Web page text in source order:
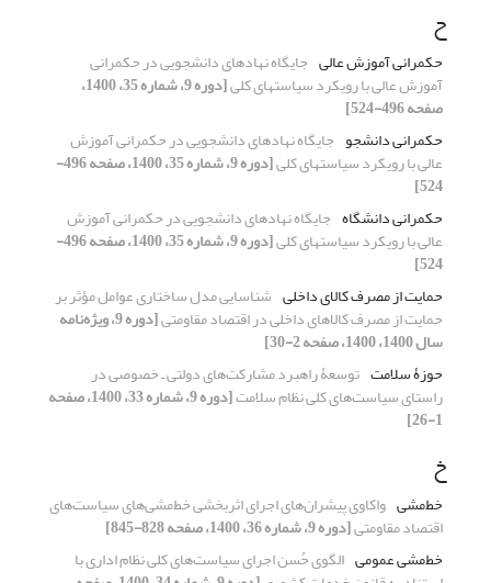
ح
حکمرانی آموزش ‌عالی جایگاه نهادهای دانشجویی در حکمرانی
آموزش عالی با رویکرد سیاستهای کلی [دوره 9، شماره 35، 1400،
صفحه 496-524]
حکمرانی دانشجو جایگاه نهادهای دانشجویی در حکمرانی آموزش
عالی با رویکرد سیاستهای کلی [دوره 9، شماره 35، 1400، صفحه 496-
524]
حکمرانی دانشگاه جایگاه نهادهای دانشجویی در حکمرانی آموزش
عالی با رویکرد سیاستهای کلی [دوره 9، شماره 35، 1400، صفحه 496-
524]
حمایت از مصرف کالای داخلی شناسایی مدل ساختاری عوامل مؤثر بر
حمایت از مصرف کالاهای داخلی در اقتصاد مقاومتی [دوره 9، ویژه‌نامه
سال 1400، 1400، صفحه 2-30]
حوزۀ سلامت توسعۀ راهبرد مشارکت‌های دولتی ـ خصوصی در
راستای سیاست‌های کلی نظام سلامت [دوره 9، شماره 33، 1400، صفحه
1-26]
خ
خط‌مشی واکاوی پیشران‌های اجرای اثربخشی خط‌مشی‌های سیاست‌های
اقتصاد مقاومتی[دوره 9، شماره 36، 1400، صفحه 828-845]
خط‌مشی عمومی الگوی حُسن اجرای سیاست‌های کلی نظام اداری با